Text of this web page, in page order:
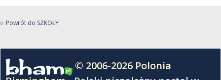
Powrót do SZKOŁY
© 2006-2026 Polonia